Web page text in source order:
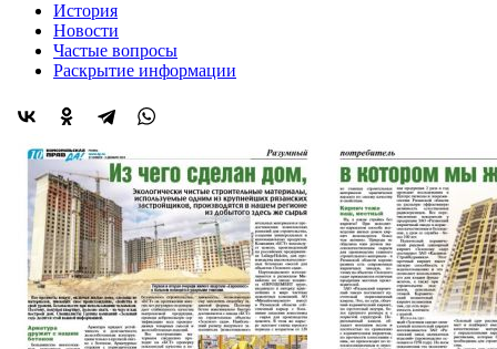
История
Новости
Частые вопросы
Раскрытие информации